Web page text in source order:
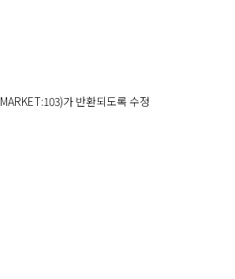
가 반환되도록 수정